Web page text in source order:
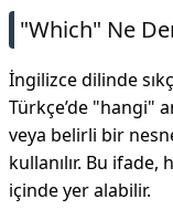
"Which" Ne
İngilizce dilinde
Türkçe’de "hangi"
veya belirli bir
kullanılır. Bu
içinde yer alabilir.